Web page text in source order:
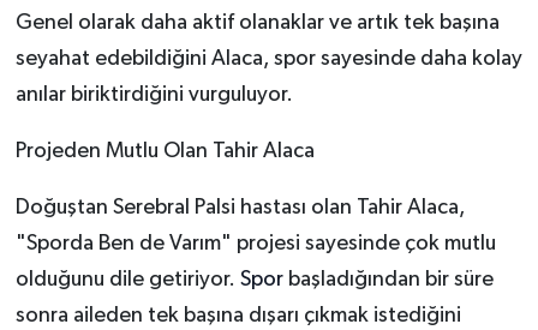
Genel olarak daha aktif olanaklar ve artık tek başına
seyahat edebildiğini Alaca, spor sayesinde daha kolay
anılar biriktirdiğini vurguluyor.
Projeden Mutlu Olan Tahir Alaca
Doğuştan Serebral Palsi hastası olan Tahir Alaca,
"Sporda Ben de Varım" projesi sayesinde çok mutlu
olduğunu dile getiriyor. Spor başladığından bir süre
sonra aileden tek başına dışarı çıkmak istediğini